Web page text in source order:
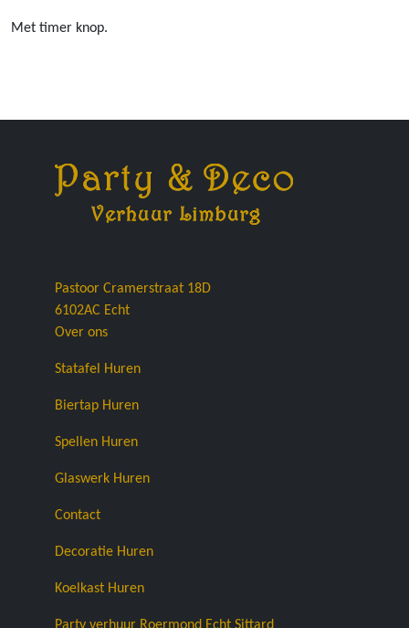
Met timer knop.
Pastoor Cramerstraat 18D
6102AC Echt
Over ons
Statafel Huren
Biertap Huren
Spellen Huren
Glaswerk Huren
Contact
Decoratie Huren
Koelkast Huren
Party verhuur Roermond Echt Sittard